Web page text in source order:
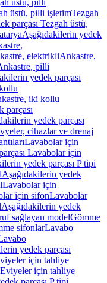
üstü, pilli
üstü, pilli işletimTezgah
parçası Tezgah üstü,
Aşağıdakilerin yedek
elektrikliAnkastre,
pilli
yedek parçası
iki kollu
parçası
yedek parçası
cihazlar ve drenaj
Lavabolar için
Lavabolar için
yedek parçası P tipi
Aşağıdakilerin yedek
Lavabolar için
için sifonLavabolar
Aşağıdakilerin yedek
sağlayan modelGömme
sifonlarLavabo
yedek parçası
için tahliye
Eviyeler için tahliye